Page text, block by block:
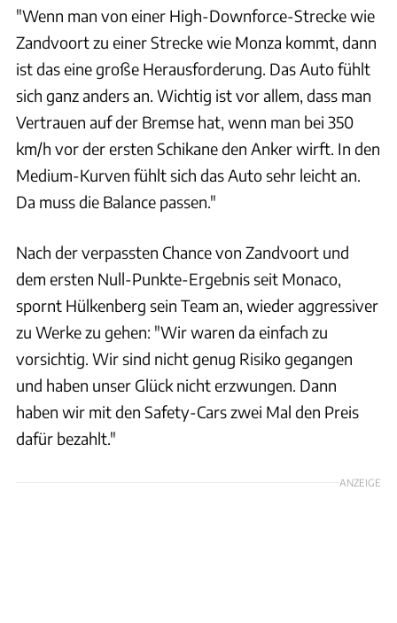
"Wenn man von einer High-Downforce-Strecke wie
Zandvoort zu einer Strecke wie Monza kommt, dann
ist das eine große Herausforderung. Das Auto fühlt
sich ganz anders an. Wichtig ist vor allem, dass man
Vertrauen auf der Bremse hat, wenn man bei 350
km/h vor der ersten Schikane den Anker wirft. In den
Medium-Kurven fühlt sich das Auto sehr leicht an.
Da muss die Balance passen."
Nach der verpassten Chance von Zandvoort und
dem ersten Null-Punkte-Ergebnis seit Monaco,
spornt Hülkenberg sein Team an, wieder aggressiver
zu Werke zu gehen: "Wir waren da einfach zu
vorsichtig. Wir sind nicht genug Risiko gegangen
und haben unser Glück nicht erzwungen. Dann
haben wir mit den Safety-Cars zwei Mal den Preis
dafür bezahlt."
ANZEIGE